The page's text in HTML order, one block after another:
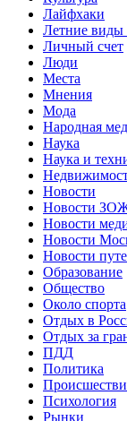
Лайфхаки
Летние виды
Личный счет
Люди
Места
Мнения
Мода
Народная
Наука
Наука и
Новости
Новости
Новости
Новости
Новости
Образование
Общество
Около спорта
Отдых в
Отдых за
ПДД
Политика
Психология
Рынки